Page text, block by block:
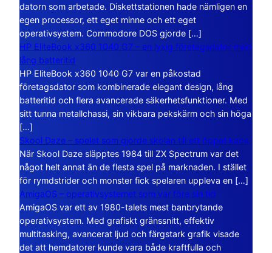
datorn som arbetade. Diskettstationen hade nämligen en
egen processor, ett eget minne och ett eget
operativsystem. Commodore DOS gjorde […]
HP EliteBook x360 1040 G7 – en lyxig företagsdator med
lång batteritid
HP EliteBook x360 1040 G7 var en påkostad
företagsdator som kombinerade elegant design, lång
batteritid och flera avancerade säkerhetsfunktioner. Med
sitt tunna metallchassi, sin vikbara pekskärm och sin höga
[…]
Skool Daze – spelet som gjorde skolan till ett öppet kaos
När Skool Daze släpptes 1984 till ZX Spectrum var det
något helt annat än de flesta spel på marknaden. I stället
för rymdstrider och monster fick spelaren uppleva en […]
AmigaOS – operativsystemet som var före sin tid
AmigaOS var ett av 1980-talets mest banbrytande
operativsystem. Med grafiskt gränssnitt, effektiv
multitasking, avancerat ljud och färgstark grafik visade
det att hemdatorer kunde vara både kraftfulla och